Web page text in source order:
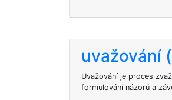
uvažování
Uvažování je proces
formulování názorů a